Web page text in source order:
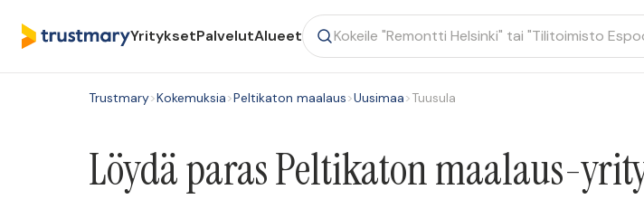
YrityksetPalvelutAlueet
Trustmary>Kokemuksia>Peltikaton maalaus>Uusimaa>Tuusula
Löydä paras Peltikaton maalaus-